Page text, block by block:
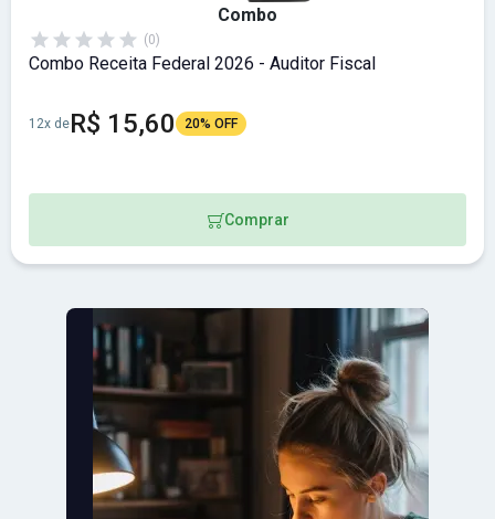
Combo
(0)
Combo Receita Federal 2026 - Auditor Fiscal
12x deR$ 15,60 20% OFF
Comprar